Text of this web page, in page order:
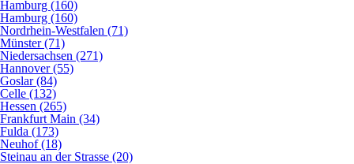
Hamburg (160)
Hamburg (160)
Nordrhein-Westfalen (71)
Münster (71)
Niedersachsen (271)
Hannover (55)
Goslar (84)
Celle (132)
Hessen (265)
Frankfurt Main (34)
Fulda (173)
Neuhof (18)
Steinau an der Strasse (20)